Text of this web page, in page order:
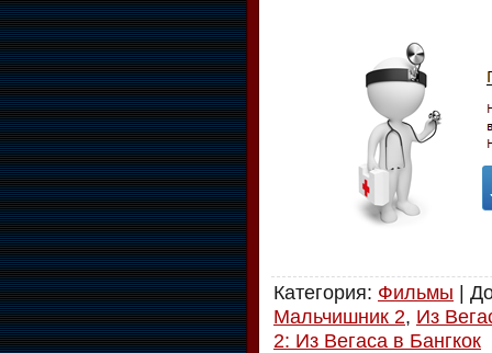
Категория: Фильмы |
Мальчишник 2, Из
2: Из Вегаса в Бангкок